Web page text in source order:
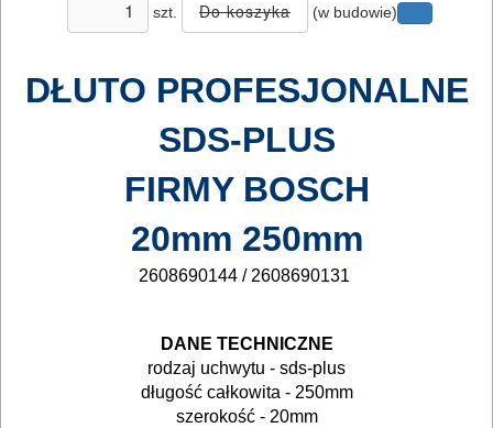
ELEKTRONARZĘDZI
Zestawy
osprzętowe
BETONU
System
sds-
System
sds-
szt. (w budowie)
DŁUTO PROFESJONALNE
SDS-PLUS
FIRMY BOSCH
20mm 250mm
2608690144 / 2608690131
DANE TECHNICZNE
rodzaj uchwytu - sds-plus
długość całkowita - 250mm
szerokość - 20mm